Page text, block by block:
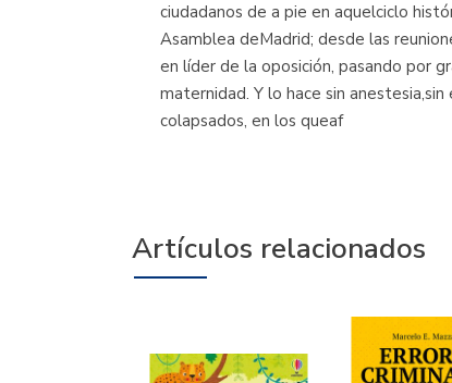
ciudadanos de a pie en aquelciclo
Asamblea deMadrid; desde las
en líder de la oposición, pasando por
maternidad. Y lo hace sin
colapsados, en los queaf
Artículos relacionados